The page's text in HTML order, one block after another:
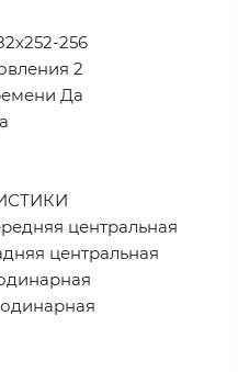
256
2
Да
центральная
центральная